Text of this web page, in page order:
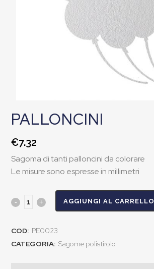
PALLONCINI
€7.32
Sagoma di tanti palloncini da colorare
Le misure sono espresse in millimetri
AGGIUNGI AL CARRELLO
COD: PE0023
CATEGORIA: Sagome polistirolo